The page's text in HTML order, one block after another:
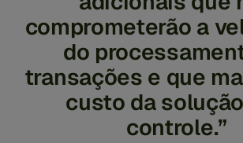
comprometerão a
do
transações e que
custo da
controle.”